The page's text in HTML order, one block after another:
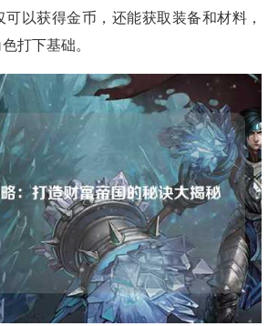
可以获得金币，还能获取装备和材料，
打下基础。